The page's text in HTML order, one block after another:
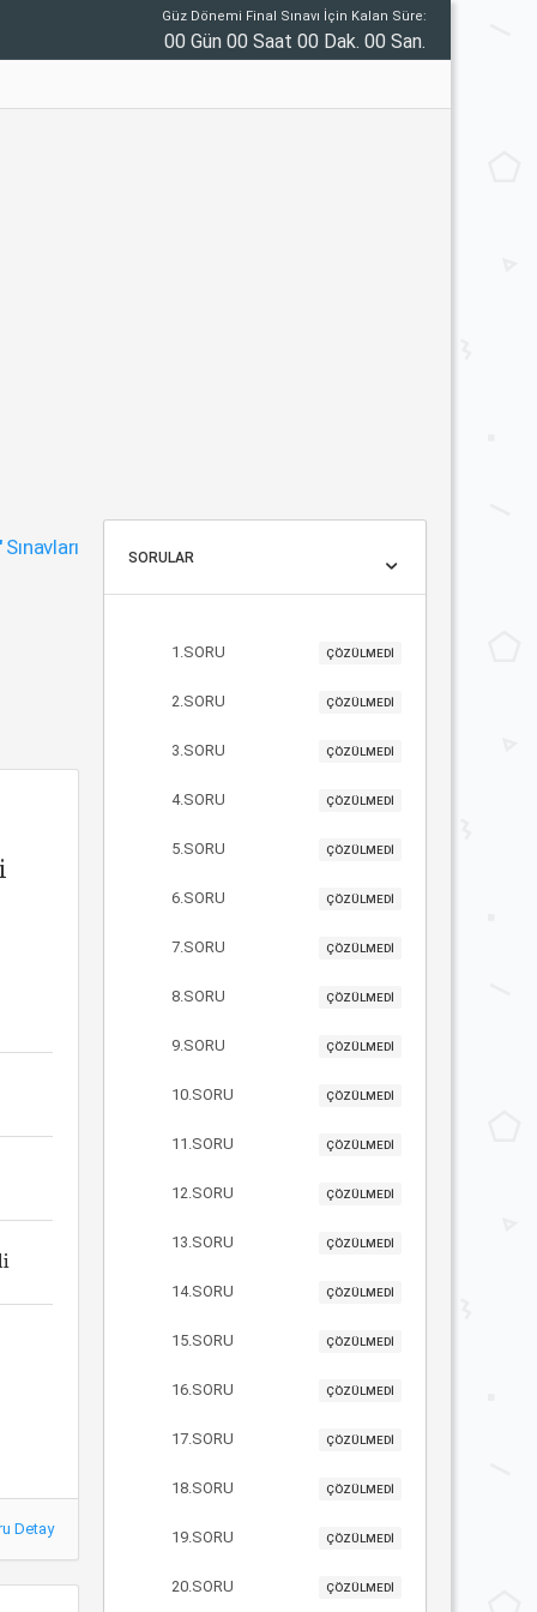
Güz Dönemi Final Sınavı İçin Kalan Süre:
00 Gün 00 Saat 00 Dak. 00 San.
Sınavları
Detay
SORULAR
1.SORU ÇÖZÜLMEDİ
2.SORU ÇÖZÜLMEDİ
3.SORU ÇÖZÜLMEDİ
4.SORU ÇÖZÜLMEDİ
5.SORU ÇÖZÜLMEDİ
6.SORU ÇÖZÜLMEDİ
7.SORU ÇÖZÜLMEDİ
8.SORU ÇÖZÜLMEDİ
9.SORU ÇÖZÜLMEDİ
10.SORU ÇÖZÜLMEDİ
11.SORU ÇÖZÜLMEDİ
12.SORU ÇÖZÜLMEDİ
13.SORU ÇÖZÜLMEDİ
14.SORU ÇÖZÜLMEDİ
15.SORU ÇÖZÜLMEDİ
16.SORU ÇÖZÜLMEDİ
17.SORU ÇÖZÜLMEDİ
18.SORU ÇÖZÜLMEDİ
19.SORU ÇÖZÜLMEDİ
20.SORU ÇÖZÜLMEDİ